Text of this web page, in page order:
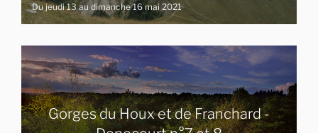
Du jeudi 13 au dimanche 16 mai 2021
Gorges du Houx et de Franchard -